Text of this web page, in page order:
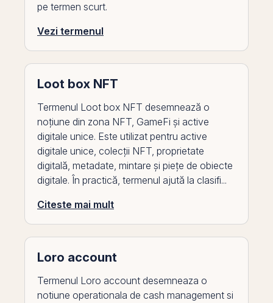
pe termen scurt.
Vezi termenul
Loot box NFT
Termenul Loot box NFT desemnează o
noțiune din zona NFT, GameFi și active
digitale unice. Este utilizat pentru active
digitale unice, colecții NFT, proprietate
digitală, metadate, mintare și piețe de obiecte
digitale. În practică, termenul ajută la clasifi...
Citeste mai mult
Loro account
Termenul Loro account desemneaza o
notiune operationala de cash management si